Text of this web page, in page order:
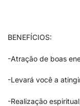
BENEFÍCIOS:
-Atração de boas
-Levará você a
-Realização